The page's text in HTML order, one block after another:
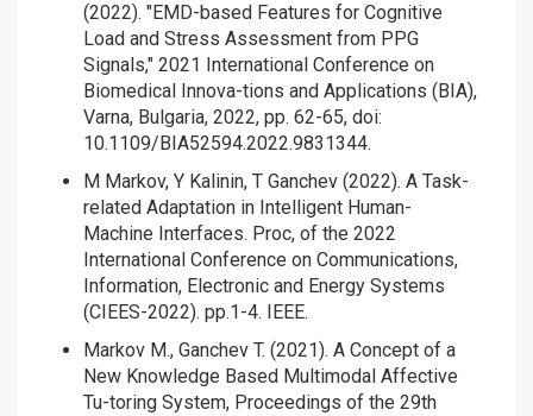
(2022). "EMD-based Features for Cognitive
Load and Stress Assessment from PPG
Signals," 2021 International Conference on
Biomedical Innova-tions and Applications (BIA),
Varna, Bulgaria, 2022, pp. 62-65, doi:
10.1109/BIA52594.2022.9831344.
M Markov, Y Kalinin, T Ganchev (2022). A Task-
related Adaptation in Intelligent Human-
Machine Interfaces. Proc, of the 2022
International Conference on Communications,
Information, Electronic and Energy Systems
(CIEES-2022). pp.1-4. IEEE.
Markov M., Ganchev T. (2021). A Concept of a
New Knowledge Based Multimodal Affective
Tu-toring System, Proceedings of the 29th